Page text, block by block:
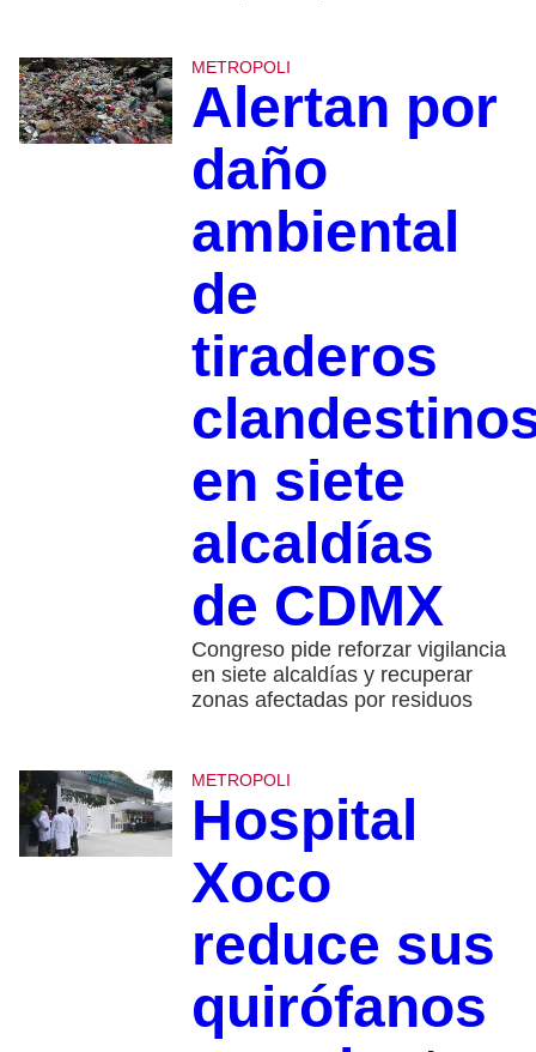
METROPOLI
Alertan por
daño
ambiental
de
tiraderos
en siete
alcaldías
de CDMX
Congreso pide reforzar vigilancia
en siete alcaldías y recuperar
zonas afectadas por residuos
METROPOLI
Hospital
Xoco
reduce sus
quirófanos